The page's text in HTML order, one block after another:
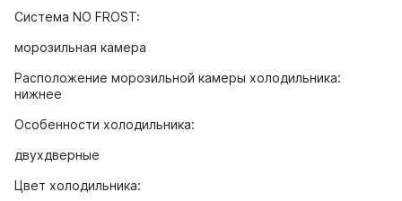
Система NO FROST:
морозильная камера
Расположение морозильной камеры холодильника:
нижнее
Особенности холодильника:
двухдверные
Цвет холодильника: